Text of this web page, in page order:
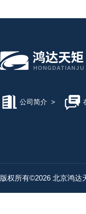
公司简介 >
版权所有©2026 北京鸿